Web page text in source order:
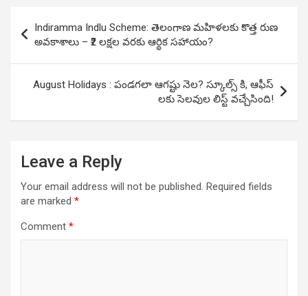
navigation
Indiramma Indlu Scheme: తెలంగాణ మహిళలకు కొత్త రుణ
అవకాశాలు – ₹2 లక్షల వరకు ఆర్థిక సహాయం?
August Holidays : పండగలా ఆగష్టు నెల? స్కూల్స్ కి, ఆఫీస్
లకు సెలవుల లిస్ట్ వచ్చేసింది!
Leave a Reply
Your email address will not be published. Required fields
are marked *
Comment *